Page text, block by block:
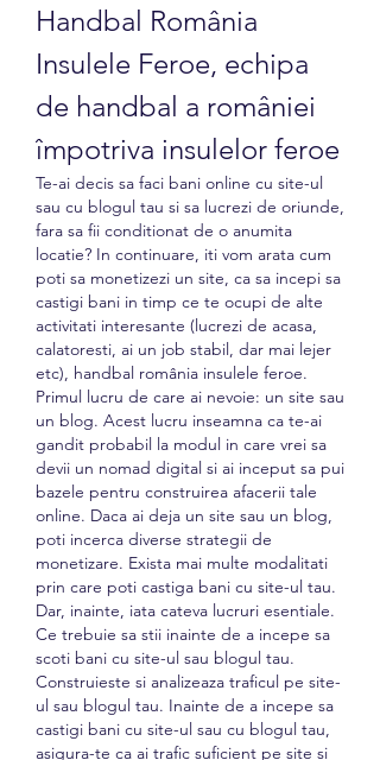
Handbal România
Insulele Feroe, echipa
de handbal a româniei
împotriva insulelor feroe
Te-ai decis sa faci bani online cu site-ul
sau cu blogul tau si sa lucrezi de oriunde,
fara sa fii conditionat de o anumita
locatie? In continuare, iti vom arata cum
poti sa monetizezi un site, ca sa incepi sa
castigi bani in timp ce te ocupi de alte
activitati interesante (lucrezi de acasa,
calatoresti, ai un job stabil, dar mai lejer
etc), handbal românia insulele feroe.
Primul lucru de care ai nevoie: un site sau
un blog. Acest lucru inseamna ca te-ai
gandit probabil la modul in care vrei sa
devii un nomad digital si ai inceput sa pui
bazele pentru construirea afacerii tale
online. Daca ai deja un site sau un blog,
poti incerca diverse strategii de
monetizare. Exista mai multe modalitati
prin care poti castiga bani cu site-ul tau.
Dar, inainte, iata cateva lucruri esentiale.
Ce trebuie sa stii inainte de a incepe sa
scoti bani cu site-ul sau blogul tau.
Construieste si analizeaza traficul pe site-
ul sau blogul tau. Inainte de a incepe sa
castigi bani cu site-ul sau cu blogul tau,
asigura-te ca ai trafic suficient pe site si